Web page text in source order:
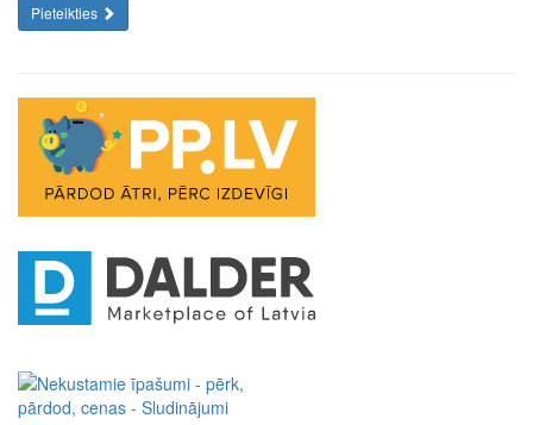
Pieteikties